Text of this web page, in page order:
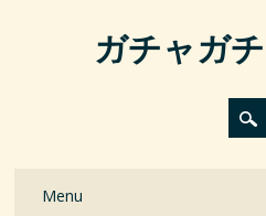
ガチャガ
Main menu
Menu